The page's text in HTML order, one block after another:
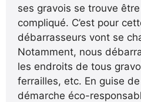
ses gravois se trouve
compliqué. C’est pour
débarrasseurs vont se
Notamment, nous
les endroits de tous
ferrailles, etc. En guise
démarche éco-